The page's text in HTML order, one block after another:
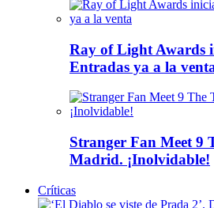
Ray of Light Awards
Entradas ya a la
Stranger Fan Meet 9
Madrid. ¡Inolvidable!
Críticas